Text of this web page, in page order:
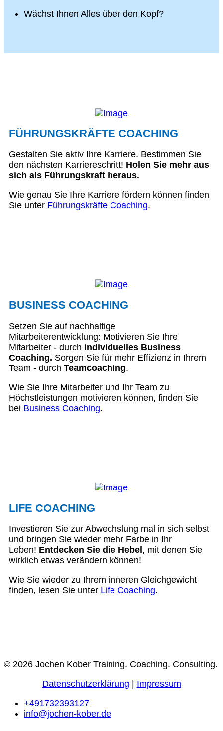
Wächst Ihnen Alles über den Kopf?
FÜHRUNGSKRÄFTE COACHING
Gestalten Sie aktiv Ihre Karriere. Bestimmen Sie
den nächsten Karriereschritt! Holen Sie mehr aus
sich als Führungskraft heraus.
Wie genau Sie Ihre Karriere fördern können finden
Sie unter Führungskräfte Coaching.
BUSINESS COACHING
Setzen Sie auf nachhaltige
Mitarbeiterentwicklung: Motivieren Sie Ihre
Mitarbeiter - durch individuelles Business
Coaching. Sorgen Sie für mehr Effizienz in Ihrem
Team - durch Teamcoaching.
Wie Sie Ihre Mitarbeiter und Ihr Team zu
Höchstleistungen motivieren können, finden Sie
bei Business Coaching.
LIFE COACHING
Investieren Sie zur Abwechslung mal in sich selbst
und bringen Sie wieder mehr Farbe in Ihr
Leben! Entdecken Sie die Hebel , mit denen Sie
wirklich etwas verändern können!
Wie Sie wieder zu Ihrem inneren Gleichgewicht
finden, lesen Sie unter Life Coaching.
© 2026 Jochen Kober Training. Coaching. Consulting.
Datenschutzerklärung
Impressum
+491732393127
info@jochen-kober.de